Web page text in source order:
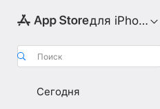
для iPhone
Поиск
Сегодня